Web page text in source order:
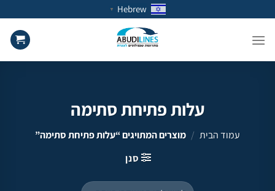
to
content
Hebrew
▼
עלות פתיחת סתימה
עמוד הבית / מוצרים המתויגים “עלות פתיחת סתימה”
סנן